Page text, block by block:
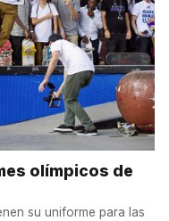
olímpicos de
su uniforme para las